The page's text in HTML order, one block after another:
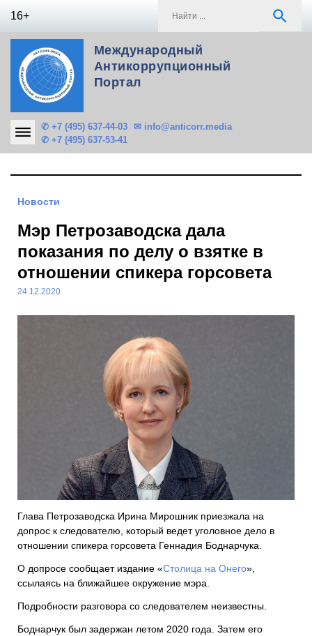
16+ search
Международный
Антикоррупционный
Портал
✆ +7 (495) 637-44-03
✆ +7 (495) 637-53-41
✉ info@anticorr.media
Новости
Мэр Петрозаводска дала
показания по делу о взятке в
отношении спикера горсовета
24.12.2020
Глава Петрозаводска Ирина Мирошник приезжала на
допрос к следователю, который ведет уголовное дело в
отношении спикера горсовета Геннадия Боднарчука.
О допросе сообщает издание «Столица на Онего»,
ссылаясь на ближайшее окружение мэра.
Подробности разговора со следователем неизвестны.
Боднарчук был задержан летом 2020 года. Затем его